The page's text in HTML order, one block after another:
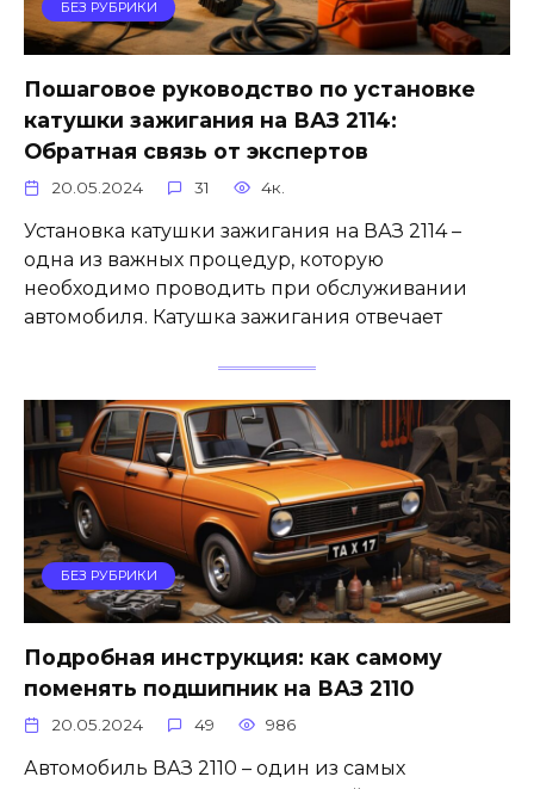
БЕЗ РУБРИКИ
Пошаговое руководство по установке
катушки зажигания на ВАЗ 2114:
Обратная связь от экспертов
20.05.2024 31 4к.
Установка катушки зажигания на ВАЗ 2114 –
одна из важных процедур, которую
необходимо проводить при обслуживании
автомобиля. Катушка зажигания отвечает
БЕЗ РУБРИКИ
Подробная инструкция: как самому
поменять подшипник на ВАЗ 2110
20.05.2024 49 986
Автомобиль ВАЗ 2110 – один из самых